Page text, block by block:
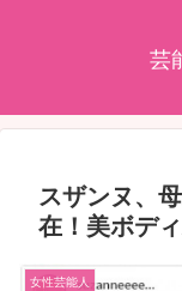
芸
スザンヌ、
在！美ボデ
女性芸能人